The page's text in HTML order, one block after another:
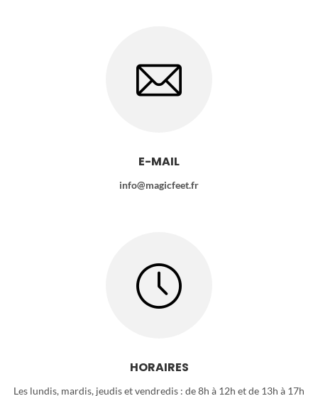
E-MAIL
info@magicfeet.fr
HORAIRES
Les lundis, mardis, jeudis et vendredis : de 8h à 12h et de 13h à 17h